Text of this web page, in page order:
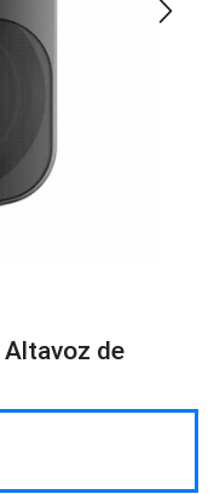
de